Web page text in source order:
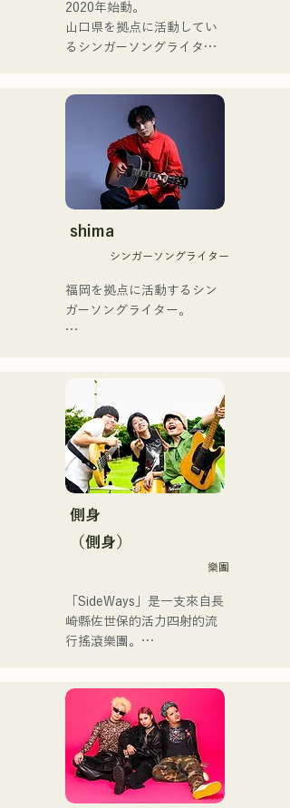
ゴットタレント」で日本人
の芸人史上初のゴールデン
ブザーを獲得し、その後ス
もゴールデンブザーを獲得
した、ノボせもんなべの応
援歌「ゴールデンブザー」
や、アメリカ留学時代の心
友とコライトした本格的カ
ントリーソング「Life Goes
それらの楽曲を揃えた自身
初のフルアルバム「ONE
2025.12.31にリリースし、
iTunesカントリーアルバム
て」、FBS「福岡く
ん。」、「発見らくちゃ
く！」やFUKUOKA
STREET PARTY、
Hannibal Halloween Music
Festival ,sunset live2019、
鷹祭Summer Boostイベン
トステージにも出演。MCと
cup2019 Public viewing、競
輪日本一ダービーの場内ア
ナウンス、ラグビー女子日
本代表世界大会スタジアム
滑走屋場内アナウンス、ク
リスマスアドベント、イス
ラデサルサ、福岡ウィニン
グスピリッツのスタジアム
DJ、金鷲旗、山笠関連イベ
ント、地域イベント、
2020年始動。
山口県を拠点に活動してい
るシンガーソングライター
ユニット
コロナ禍に入り、音楽で山
口県を盛り上げたいという
思いからユニットを始動。
当初は動画配信サイトでの
活動のみだったが、2020年
12月より、山口県の地元イ
地元音楽イベントやライブ
ハウスを中心にパフォーマ
ンスをしている。
shima
シンガーソングライター
福岡を拠点に活動するシン
ガーソングライター。
ードの繊細さを併せ持つ楽
曲を届けている。
コンセプトは、「等身大の
ままで。僕とあなたのため
の音楽を。」気持ちが落ち
まう時こそ聴いてほしい。
自分自身も迷いや葛藤を抱
作り物ではなく、ありのま
まの感情や言葉をそのまま
音楽にしている。
2024年10月より音楽活動を
福岡を中心にブッキングラ
イブや路上ライブなど精力
的に活動を行っている。
2025年11月22日にはファー
側身
（側身）
樂團
「SideWays」是一支來自長
崎縣佐世保的活力四射的流
行搖滾樂團。
EP《夢戰夜》，並開啟了全
國巡迴演出。
來聽聽他們根據小說改編的
充滿樂趣又略帶憂鬱的歌曲
吧！